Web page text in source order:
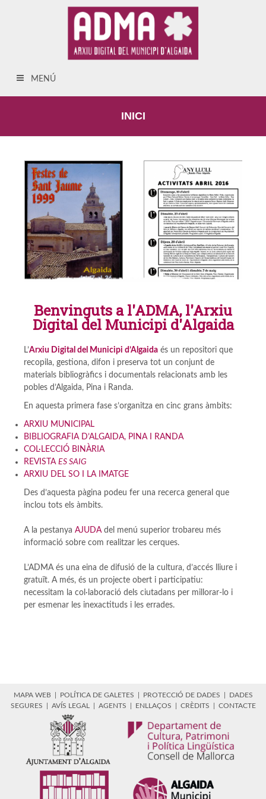
MENÚ
INICI
Benvinguts a l'ADMA, l'Arxiu
Digital del Municipi d'Algaida
L’Arxiu Digital del Municipi d’Algaida és un repositori que
recopila, gestiona, difon i preserva tot un conjunt de
materials bibliogràfics i documentals relacionats amb les
pobles d’Algaida, Pina i Randa.
En aquesta primera fase s’organitza en cinc grans àmbits:
ARXIU MUNICIPAL
BIBLIOGRAFIA D’ALGAIDA, PINA I RANDA
COL·LECCIÓ BINÀRIA
REVISTA ES SAIG
ARXIU DEL SO I LA IMATGE
Des d’aquesta pàgina podeu fer una recerca general que
inclou tots els àmbits.
A la pestanya AJUDAdel menú superior trobareu més
informació sobre com realitzar les cerques.
L’ADMA és una eina de difusió de la cultura, d’accés lliure i
gratuït. A més, és un projecte obert i participatiu:
necessitam la col·laboració dels ciutadans per millorar-lo i
per esmenar les inexactituds i les errades.
MAPA WEB POLÍTICA DE GALETES PROTECCIÓ DE DADES
DADES
SEGURES
AVÍS LEGAL AGENTS ENLLAÇOS CRÈDITS CONTACTE